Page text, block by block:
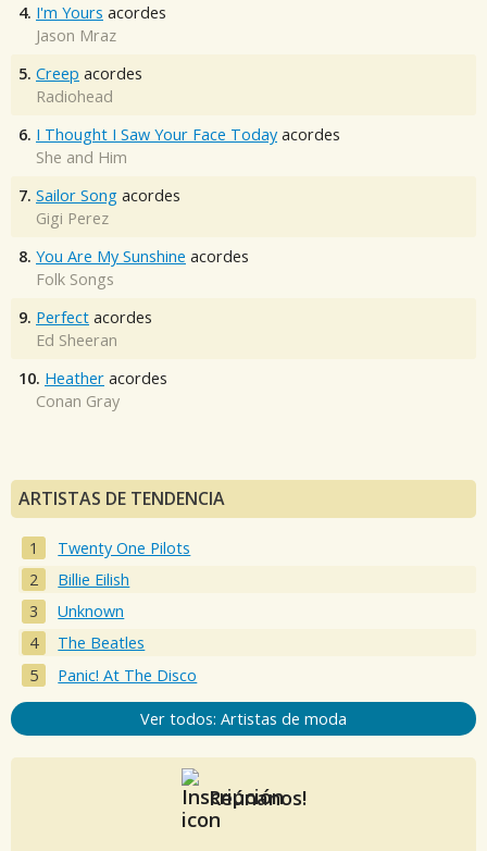
4. I'm Yours acordes
Jason Mraz
5. Creep acordes
Radiohead
6. I Thought I Saw Your Face Today acordes
She and Him
7. Sailor Song acordes
Gigi Perez
8. You Are My Sunshine acordes
Folk Songs
9. Perfect acordes
Ed Sheeran
10. Heather acordes
Conan Gray
ARTISTAS DE TENDENCIA
Twenty One Pilots
Billie Eilish
Unknown
The Beatles
Panic! At The Disco
Ver todos: Artistas de moda
Reúnanos!